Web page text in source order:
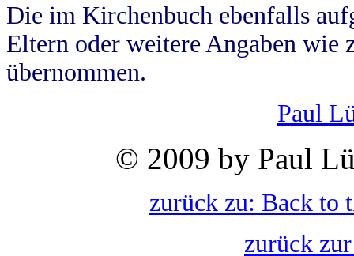
Die im Kirchenbuch ebenfalls
Eltern oder weitere Angaben wie
übernommen.
Paul
© 2009 by Paul
zurück zu: Back to
zurück